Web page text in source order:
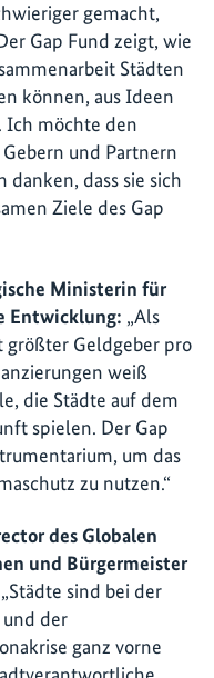
gemacht,
Gap Fund zeigt, wie
Städten
können, aus Ideen
Ich möchte den
und Partnern
dass sie sich
Ziele des Gap
Ministerin für
Entwicklung: „Als
größter Geldgeber pro
weiß
die Städte auf dem
spielen. Der Gap
um das
zu nutzen.“
des Globalen
und Bürgermeister
„Städte sind bei der
der
ganz vorne